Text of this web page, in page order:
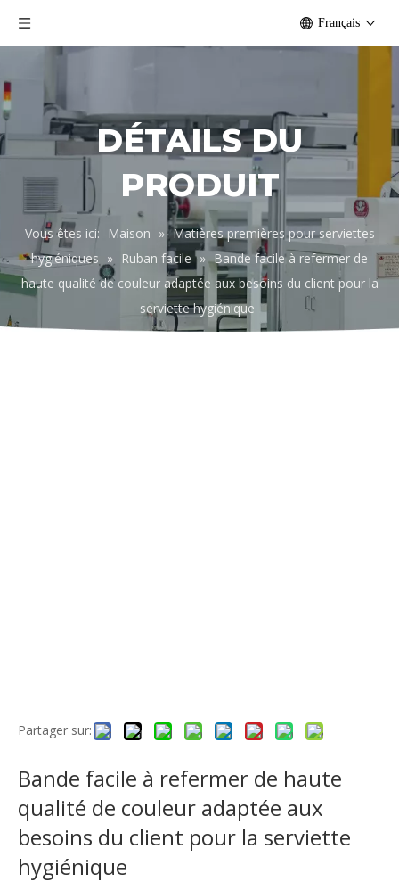
Français
DÉTAILS DU
PRODUIT
Vous êtes ici: Maison » Matières premières pour serviettes
hygiéniques » Ruban facile » Bande facile à refermer de
haute qualité de couleur adaptée aux besoins du client pour la
serviette hygiénique
Partager sur:
Bande facile à refermer de haute
qualité de couleur adaptée aux
besoins du client pour la serviette
hygiénique